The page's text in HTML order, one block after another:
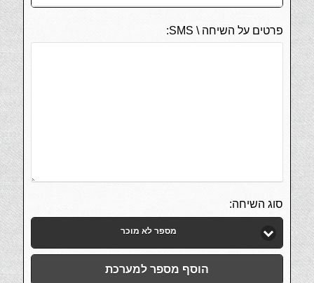
פרטים על השיחה \ SMS:
סוג השיחה:
מספר לא מוכר
הוסף מספר למערכת